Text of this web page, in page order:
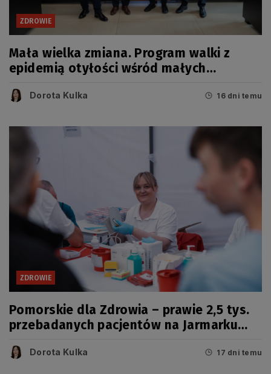
ZDROWIE
Mała wielka zmiana. Program walki z
epidemią otyłości wśród małych
Dorota Kulka 16 dni temu
ZDROWIE
Pomorskie dla Zdrowia – prawie 2,5 tys.
przebadanych pacjentów na Jarmarku
Dorota Kulka 17 dni temu